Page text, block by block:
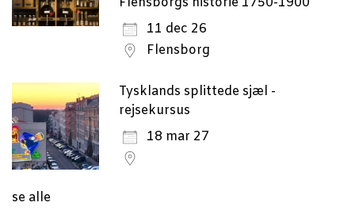
11 dec 26
Flensborg
Tysklands splittede sjæl -
rejsekursus
18 mar 27
se alle